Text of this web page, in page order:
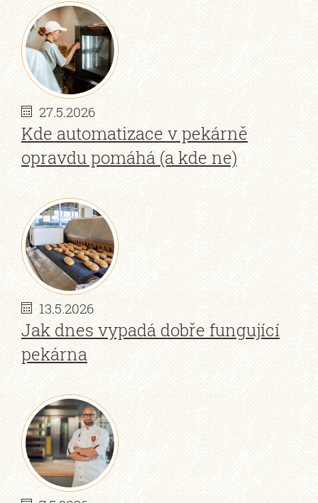
27.5.2026
Kde automatizace v pekárně
opravdu pomáhá (a kde ne)
13.5.2026
Jak dnes vypadá dobře fungující
pekárna